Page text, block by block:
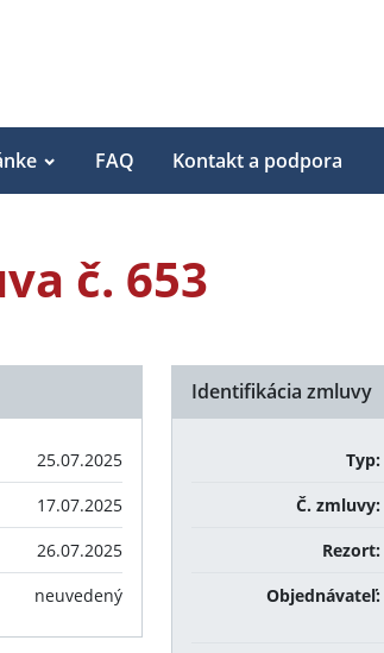
FAQ Kontakt a podpora
č. 653
Identifikácia zmluvy
Typ:
Č. zmluvy:
Rezort:
Objednávateľ:
25.07.2025
17.07.2025
26.07.2025
neuvedený